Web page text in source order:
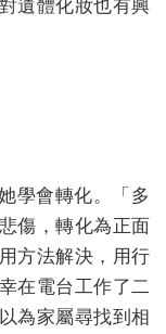
遺體化妝也有興
學會轉化。「多
傷，轉化為正面
方法解決，用行
在電台工作了二
為家屬尋找到相